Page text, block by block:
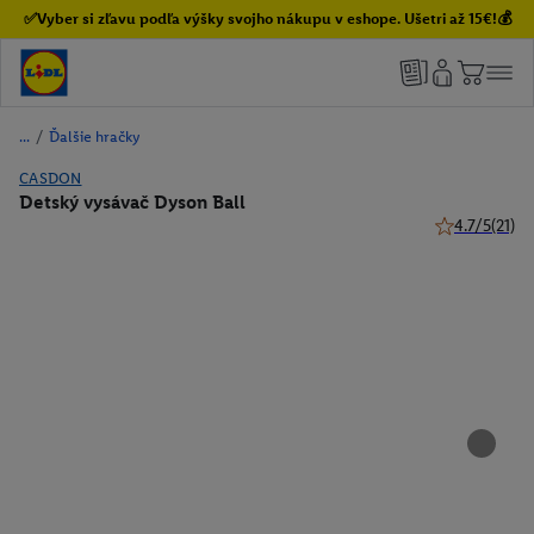
✅Vyber si zľavu podľa výšky svojho nákupu v eshope. Ušetri až 15€!💰
/ Ďalšie hračky
CASDON
Detský vysávač Dyson Ball
4.7/5(21)